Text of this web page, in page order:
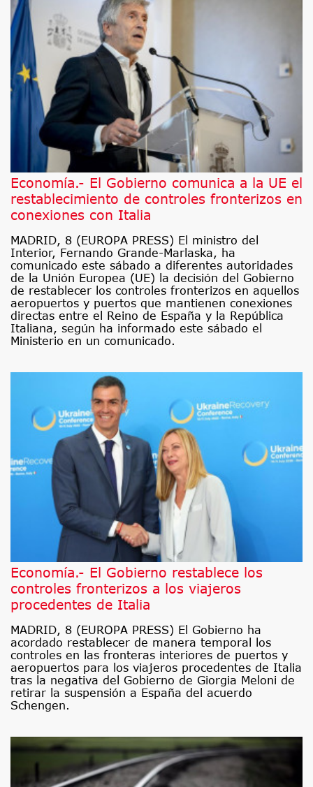
Economía.- El Gobierno comunica a la UE el
restablecimiento de controles fronterizos en
conexiones con Italia
MADRID, 8 (EUROPA PRESS) El ministro del
Interior, Fernando Grande-Marlaska, ha
comunicado este sábado a diferentes autoridades
de la Unión Europea (UE) la decisión del Gobierno
de restablecer los controles fronterizos en aquellos
aeropuertos y puertos que mantienen conexiones
directas entre el Reino de España y la República
Italiana, según ha informado este sábado el
Ministerio en un comunicado.
Economía.- El Gobierno restablece los
controles fronterizos a los viajeros
procedentes de Italia
MADRID, 8 (EUROPA PRESS) El Gobierno ha
acordado restablecer de manera temporal los
controles en las fronteras interiores de puertos y
aeropuertos para los viajeros procedentes de Italia
tras la negativa del Gobierno de Giorgia Meloni de
retirar la suspensión a España del acuerdo
Schengen.